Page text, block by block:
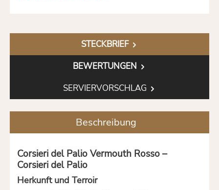
STECKBRIEF
BEWERTUNGEN
SERVIERVORSCHLAG
Beschreibung
Corsieri del Palio Vermouth Rosso –
Corsieri del Palio
Herkunft und Terroir